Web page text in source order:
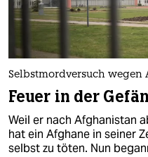
Selbstmordversuch wegen
Feuer in der
Weil er nach Afghanistan
hat ein Afghane in seiner
selbst zu töten. Nun